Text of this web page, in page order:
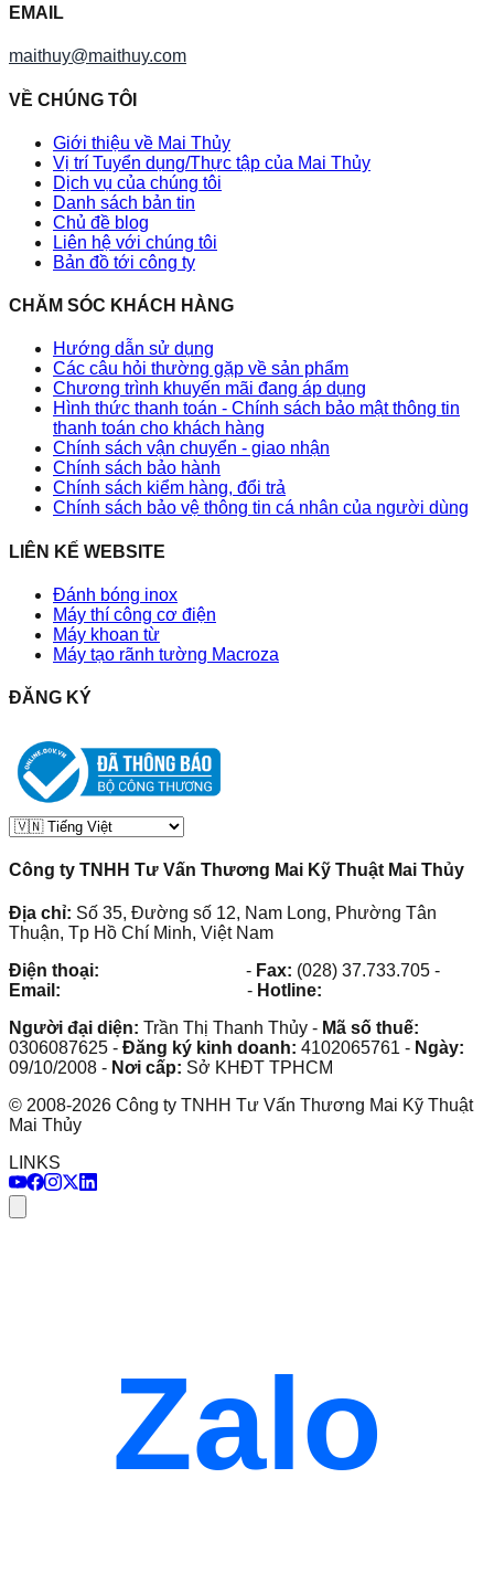
EMAIL
maithuy@maithuy.com
VỀ CHÚNG TÔI
Giới thiệu về Mai Thủy
Vị trí Tuyển dụng/Thực tập của Mai Thủy
Dịch vụ của chúng tôi
Danh sách bản tin
Chủ đề blog
Liên hệ với chúng tôi
Bản đồ tới công ty
CHĂM SÓC KHÁCH HÀNG
Hướng dẫn sử dụng
Các câu hỏi thường gặp về sản phẩm
Chương trình khuyến mãi đang áp dụng
Hình thức thanh toán - Chính sách bảo mật thông tin
thanh toán cho khách hàng
Chính sách vận chuyển - giao nhận
Chính sách bảo hành
Chính sách kiểm hàng, đổi trả
Chính sách bảo vệ thông tin cá nhân của người dùng
LIÊN KẾ WEBSITE
Đánh bóng inox
Máy thí công cơ điện
Máy khoan từ
Máy tạo rãnh tường Macroza
ĐĂNG KÝ
Công ty TNHH Tư Vấn Thương Mai Kỹ Thuật Mai Thủy
Địa chỉ: Số 35, Đường số 12, Nam Long, Phường Tân
Thuận, Tp Hồ Chí Minh, Việt Nam
Điện thoại:
- Fax: (028) 37.733.705 -
Email:
- Hotline:
Người đại diện: Trần Thị Thanh Thủy - Mã số thuế:
0306087625 - Đăng ký kinh doanh: 4102065761 - Ngày:
09/10/2008 - Nơi cấp: Sở KHĐT TPHCM
© 2008-2026 Công ty TNHH Tư Vấn Thương Mai Kỹ Thuật
Mai Thủy
LINKS
Zalo